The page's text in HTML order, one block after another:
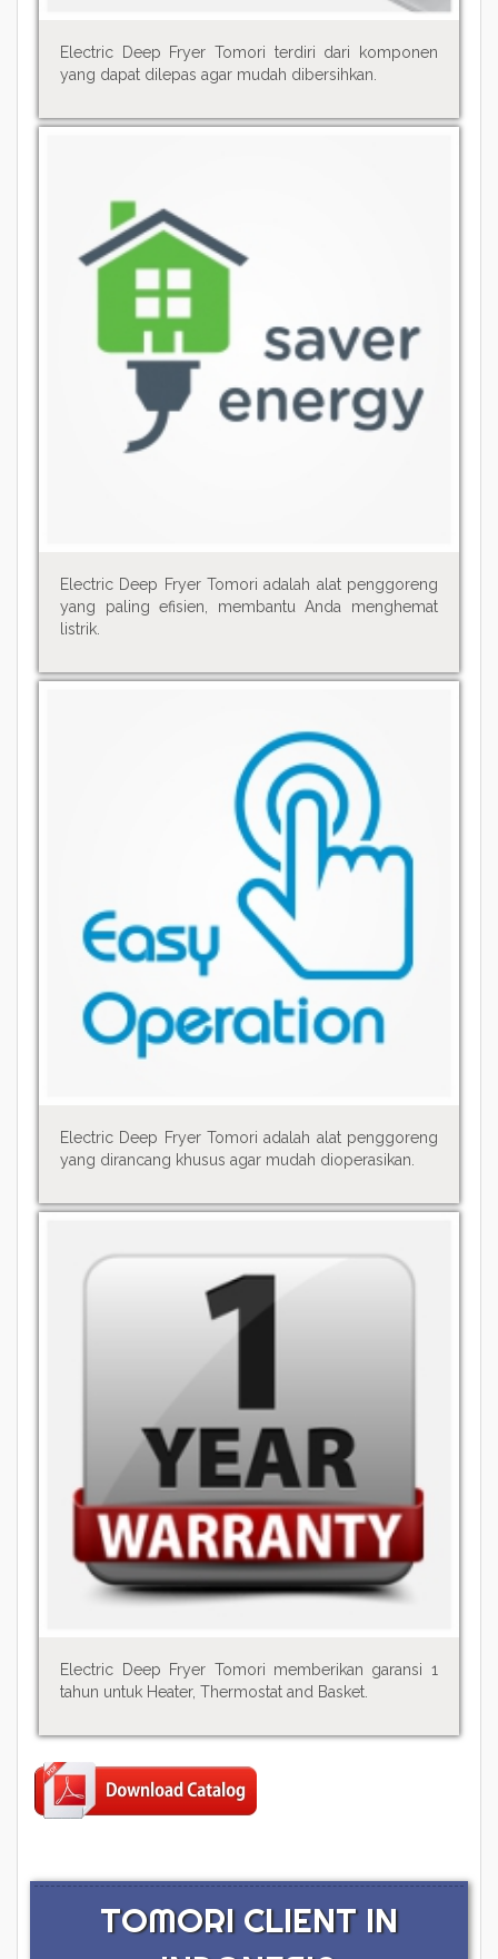
Electric Deep Fryer Tomori terdiri dari komponen
yang dapat dilepas agar mudah dibersihkan.
Electric Deep Fryer Tomori adalah alat penggoreng
yang paling efisien, membantu Anda menghemat
listrik.
Electric Deep Fryer Tomori adalah alat penggoreng
yang dirancang khusus agar mudah dioperasikan.
Electric Deep Fryer Tomori memberikan garansi 1
tahun untuk Heater, Thermostat and Basket.
TOMORI CLIENT IN